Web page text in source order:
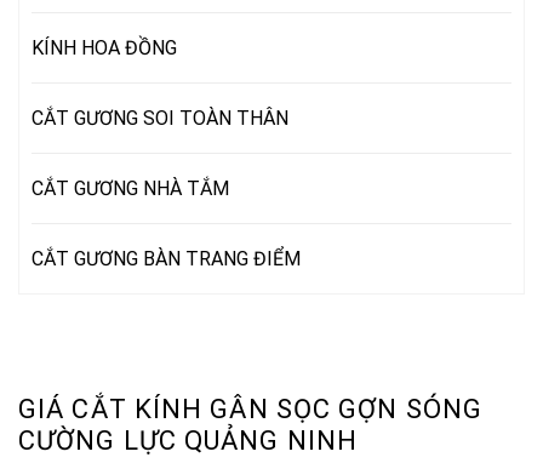
GIÁ CẮT KÍNH GÂN SỌC GỢN SÓNG
CƯỜNG LỰC QUẢNG NINH
KÍNH HOA ĐỒNG
CẮT GƯƠNG SOI TOÀN THÂN
CẮT GƯƠNG NHÀ TẮM
CẮT GƯƠNG BÀN TRANG ĐIỂM